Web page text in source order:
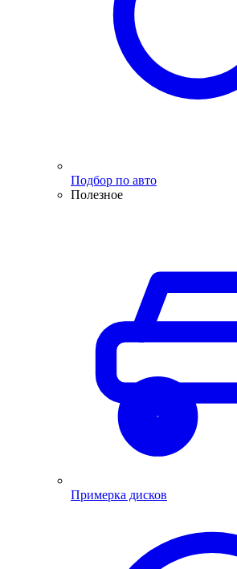
Подбор по авто
Полезное
Примерка дисков